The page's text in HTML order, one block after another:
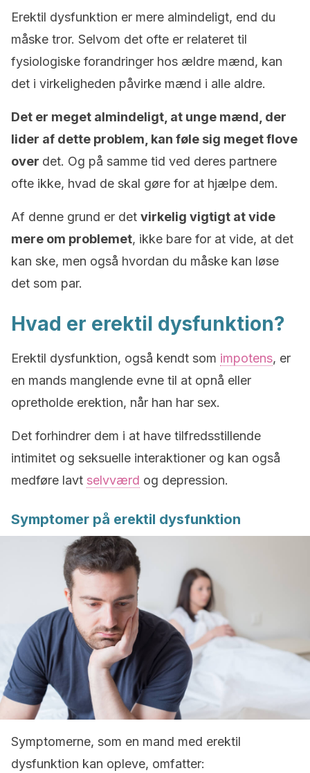
Erektil dysfunktion er mere almindeligt, end du
måske tror. Selvom det ofte er relateret til
fysiologiske forandringer hos ældre mænd, kan
det i virkeligheden påvirke mænd i alle aldre.
Det er meget almindeligt, at unge mænd, der
lider af dette problem, kan føle sig meget flove
over det. Og på samme tid ved deres partnere
ofte ikke, hvad de skal gøre for at hjælpe dem.
Af denne grund er det virkelig vigtigt at vide
mere om problemet, ikke bare for at vide, at det
kan ske, men også hvordan du måske kan løse
det som par.
Hvad er erektil dysfunktion?
Erektil dysfunktion, også kendt som impotens, er
en mands manglende evne til at opnå eller
opretholde erektion, når han har sex.
Det forhindrer dem i at have tilfredsstillende
intimitet og seksuelle interaktioner og kan også
medføre lavt selvværd og depression.
Symptomer på erektil dysfunktion
Symptomerne, som en mand med erektil
dysfunktion kan opleve, omfatter: